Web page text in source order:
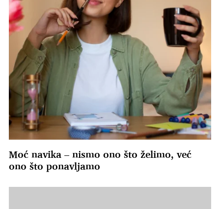
Moć navika – nismo ono što želimo, već
ono što ponavljamo